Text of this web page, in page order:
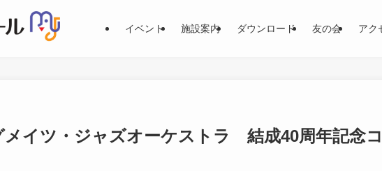
イベント 施設案内 ダウンロード 友の会 アク
メイツ・ジャズオーケストラ 結成40周年記念